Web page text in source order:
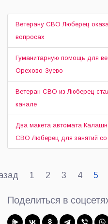
Ветерану СВО Люберец
вопросах
Гуманитарную помощь для
Орехово-Зуево
Ветеран СВО из Люберец
канале
Два макета автомата
СВО Люберец для занятий со
1 2 3 4 5
Поделиться в